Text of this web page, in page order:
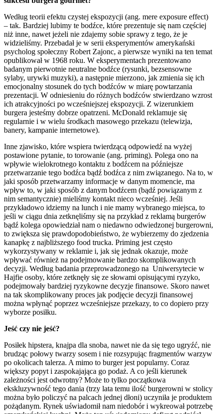
Według teorii efektu czystej ekspozycji (ang. mere exposure effect)
– tak. Bardziej lubimy te bodźce, które prezentuje się nam częściej
niż inne, nawet jeżeli nie zdajemy sobie sprawy z tego, że je
widzieliśmy. Przebadał je w serii eksperymentów amerykański
psycholog społeczny Robert Zajonc, a pierwsze wyniki na ten temat
opublikował w 1968 roku. W eksperymentach prezentowano
badanym pierwotnie neutralne bodźce (rysunki, bezsensowne
sylaby, urywki muzyki), a następnie mierzono, jak zmienia się ich
emocjonalny stosunek do tych bodźców w miarę powtarzania
prezentacji. W odniesieniu do różnych bodźców stwierdzano wzrost
ich atrakcyjności po wcześniejszej ekspozycji. Z wizerunkiem
burgera jesteśmy dobrze opatrzeni. McDonald reklamuje się
regularnie i w wielu środkach masowego przekazu (telewizja,
banery, kampanie internetowe).
Inne zjawisko, które wspiera twierdzącą odpowiedź na wyżej
postawione pytanie, to torowanie (ang. priming). Polega ono na
wpływie wielokrotnego kontaktu z bodźcem na późniejsze
przetwarzanie tego bodźca bądź bodźca z nim związanego. Na to, w
jaki sposób przetwarzamy informacje w danym momencie, ma
wpływ to, w jaki sposób z danym bodźcem (bądź powiązanym z
nim semantycznie) mieliśmy kontakt nieco wcześniej. Jeśli
przykładowo idziemy na lunch i nie mamy wybranego miejsca, to
jeśli w ciągu dnia zetknęliśmy się na przykład z reklamą burgerów
bądź kolega opowiedział nam o niedawno odwiedzonej burgerowni,
to zwiększa się prawdopodobieństwo, że wybierzemy do zjedzenia
kanapkę z najbliższego food trucka. Priming jest często
wykorzystywany w reklamie i, jak się jednak okazuje, może
wpływać również na podejmowanie bardzo skomplikowanych
decyzji. Według badania przeprowadzonego na Uniwersytecie w
Hajfie osoby, które zetknęły się ze słowami opisującymi ryzyko,
podejmowały bardziej ryzykowne decyzje finansowe. Skoro nawet
na tak skomplikowany proces jak podjęcie decyzji finansowej
można wpłynąć poprzez wcześniejsze przekazy, to co dopiero przy
wyborze posiłku.
Jeść czy nie jeść?
Posiłek hipstera, knajpa dla snoba, nawet nie da się tego ugryźć, nie
brudząc połowy twarzy sosem i nie rozsypując fragmentów warzyw
po okolicach talerza. A mimo to burger jest popularny. Coraz
większy popyt i zaspokajająca go podaż. A co jeśli kierunek
zależności jest odwrotny? Może to tylko początkowa
ekskluzywność tego dania (trzy lata temu ilość burgerowni w stolicy
można było policzyć na palcach jednej dłoni) uczyniła je produktem
pożądanym. Rynek uświadomił nam niedobór i wykreował potrzebę